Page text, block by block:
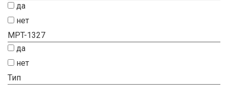
да
нет
MPT-1327
да
нет
Тип